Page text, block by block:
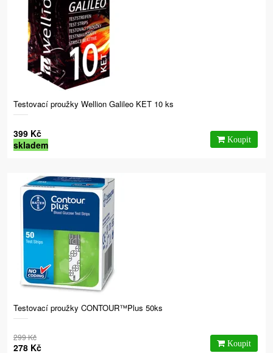
Testovací proužky Wellion Galileo KET 10 ks
399 Kč
skladem
Testovací proužky CONTOUR™Plus 50ks
299 Kč
278 Kč